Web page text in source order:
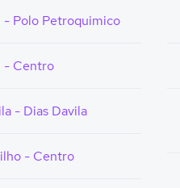
- Polo Petroquimico
- Centro
- Dias Davila
- Centro